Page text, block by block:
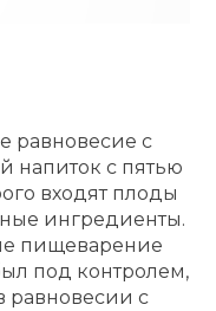
равновесие с
напиток с пятью
входят плоды
ингредиенты.
пищеварение
под контролем,
равновесии с